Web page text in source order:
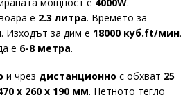
е 2.3 литра. Времето за
. Изходът за дим е 18000 куб.ft/мин.
е 6-8 метра.
и чрез дистанционно с обхват 25
x 260 x 190 мм. Нетното тегло